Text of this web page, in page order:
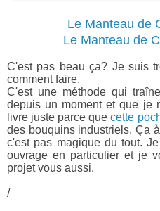
Le Manteau de
Le Manteau de
C'est pas beau ça? Je suis
comment faire.
C'est une méthode qui
depuis un moment et que je
livre juste parce quecette
des bouquins industriels. Ça
c'est pas magique du tout.
ouvrage en particulier et je
projet vous aussi.
/